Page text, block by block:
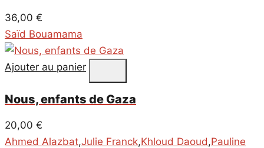
36,00 €
Saïd Bouamama
Ajouter au panier
Nous, enfants de Gaza
20,00 €
Ahmed Alazbat,Julie Franck,Khloud Daoud,Pauline